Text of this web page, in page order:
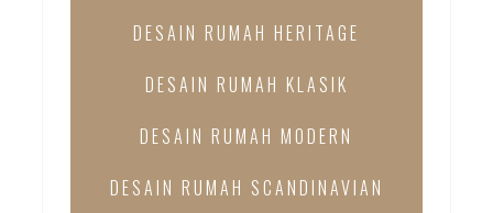
DESAIN RUMAH HERITAGE
DESAIN RUMAH KLASIK
DESAIN RUMAH MODERN
DESAIN RUMAH SCANDINAVIAN